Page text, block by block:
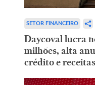
SETOR FINANCEIRO
Daycoval lucra
milhões, alta
crédito e receitas